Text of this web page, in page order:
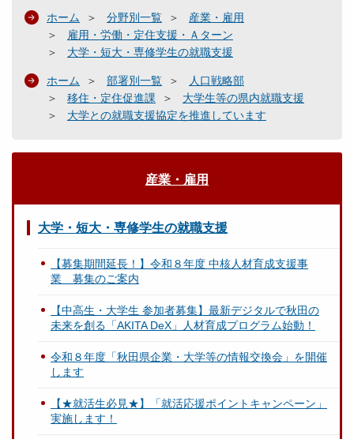
ホーム 分野別一覧
産業・雇用
雇用・労働・定住支援・Ａターン
大学・短大・専修学生の就職支援
ホーム 部署別一覧
人口戦略部
移住・定住促進課
大学生等の県内就職支援
大学との就職支援協定を推進しています
産業・雇用
大学・短大・専修学生の就職支援
【募集期間延長！】令和８年度 中核人材育成支援事
業 募集のご案内
【中高生・大学生 参加者募集】最新デジタルで秋田の
未来を創る「AKITA DeX」人材育成プログラム始動！
令和８年度「秋田県企業・大学等の情報交換会」を開催
します
【★就活生必見★】「就活応援ポイントキャンペーン」
実施します！